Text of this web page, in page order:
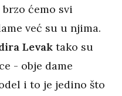
ćemo svi
već su u njima.
Levak tako su
- obje dame
i to je jedino što